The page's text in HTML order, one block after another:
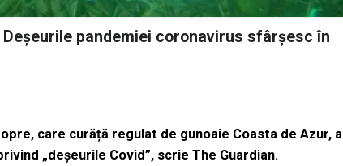
pandemiei coronavirus sfârșesc în
care curăță regulat de gunoaie Coasta de Azur, a
„deșeurile Covid”, scrie The Guardian.